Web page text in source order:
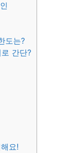
도는?
간단?
요!